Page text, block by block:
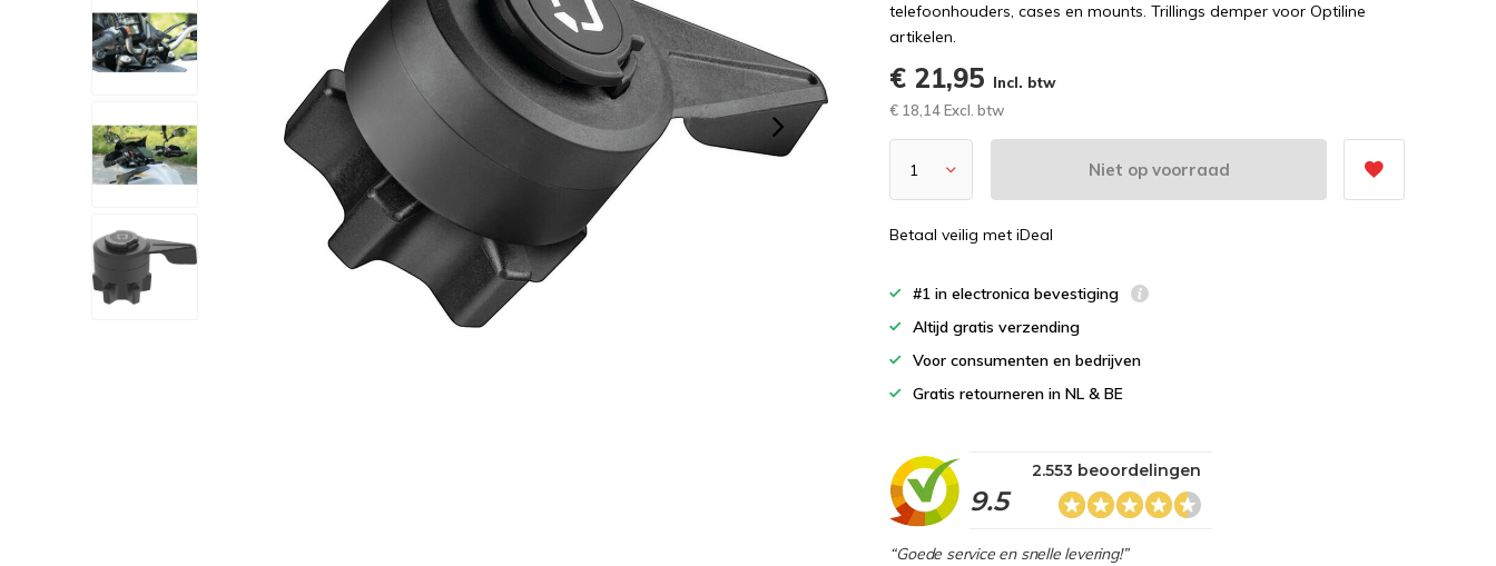
telefoonhouders, cases en mounts. Trillings demper voor Optiline
artikelen.
€ 21,95 Incl. btw
€ 18,14 Excl. btw
Niet op voorraad
Betaal veilig met iDeal
#1 in electronica bevestiging
Altijd gratis verzending
Voor consumenten en bedrijven
Gratis retourneren in NL & BE
9.5
2.553 beoordelingen
“Goede service en snelle levering!”